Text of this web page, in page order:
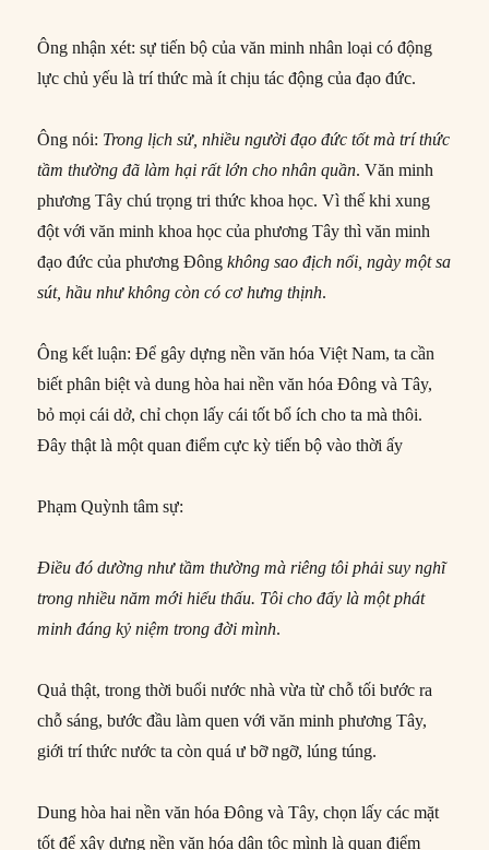
Ông nhận xét: sự tiến bộ của văn minh nhân loại có động
lực chủ yếu là trí thức mà ít chịu tác động của đạo đức.
Ông nói: Trong lịch sử, nhiều người đạo đức tốt mà trí thức
tầm thường đã làm hại rất lớn cho nhân quần. Văn minh
phương Tây chú trọng tri thức khoa học. Vì thế khi xung
đột với văn minh khoa học của phương Tây thì văn minh
đạo đức của phương Đôngkhông sao địch nổi, ngày một sa
sút, hầu như không còn có cơ hưng thịnh.
Ông kết luận: Để gây dựng nền văn hóa Việt Nam, ta cần
biết phân biệt và dung hòa hai nền văn hóa Đông và Tây,
bỏ mọi cái dở, chỉ chọn lấy cái tốt bổ ích cho ta mà thôi.
Đây thật là một quan điểm cực kỳ tiến bộ vào thời ấy
Phạm Quỳnh tâm sự:
Điều đó dường như tầm thường mà riêng tôi phải suy nghĩ
trong nhiều năm mới hiểu thấu. Tôi cho đấy là một phát
minh đáng kỷ niệm trong đời mình.
Quả thật, trong thời buổi nước nhà vừa từ chỗ tối bước ra
chỗ sáng, bước đầu làm quen với văn minh phương Tây,
giới trí thức nước ta còn quá ư bỡ ngỡ, lúng túng.
Dung hòa hai nền văn hóa Đông và Tây, chọn lấy các mặt
tốt để xây dựng nền văn hóa dân tộc mình là quan điểm